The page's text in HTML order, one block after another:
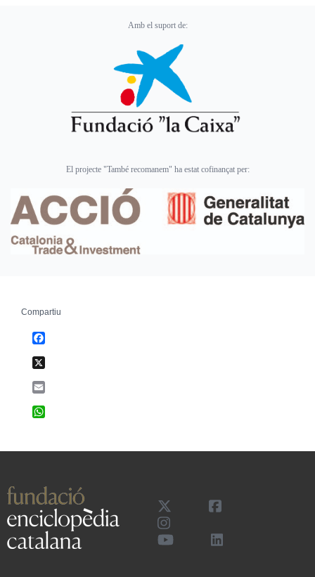
Amb el suport de:
El projecte "També recomanem" ha estat cofinançat per:
Compartiu